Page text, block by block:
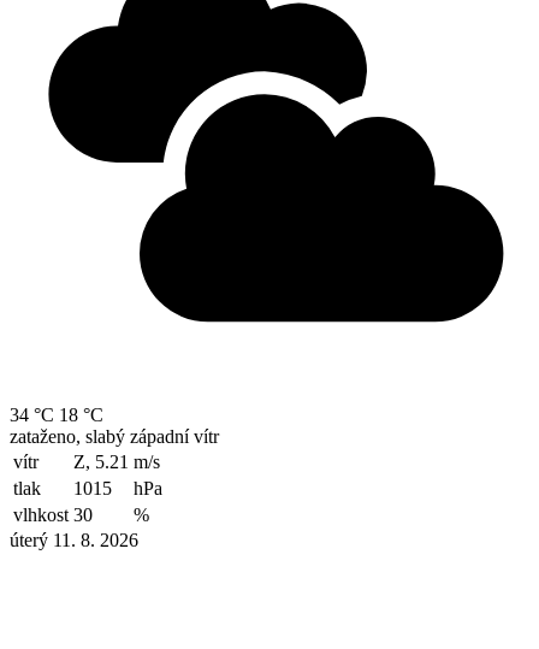
34 °C 18 °C
zataženo, slabý západní vítr
vítr
Z, 5.21 m/s
tlak
1015
hPa
vlhkost 30
%
úterý 11. 8. 2026